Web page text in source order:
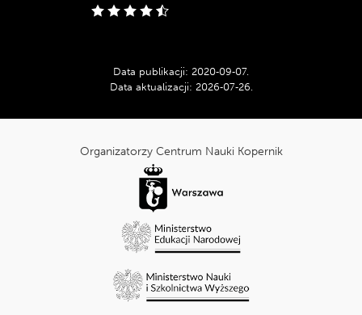
w
serwisie
Tripadvisor:
Data publikacji: 2020‑09‑07.
Data aktualizacji: 2026‑07‑26.
Organizatorzy Centrum Nauki Kopernik